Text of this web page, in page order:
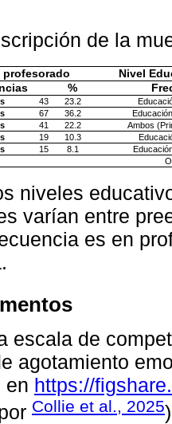
de la
profesorado
Nivel
%
43 23.2
67 36.2
41 22.2
Ambos
19 10.3
15 8.1
niveles
varían entre
es en
escala de
agotamiento
en https://
Collie et al., 2025